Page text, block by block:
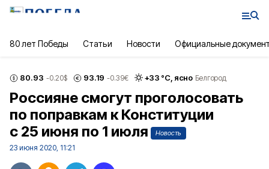
80 лет Победы Статьи Новости Официальные
80.93 -0.20$ 93.19 -0.39€ +33 °С, ясно Белгород
Россияне смогут проголосовать
по поправкам к Конституции
с 25 июня по 1 июля
Новость
23 июня 2020, 11:21